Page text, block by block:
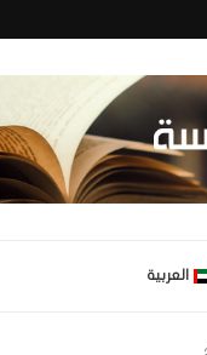
العربية